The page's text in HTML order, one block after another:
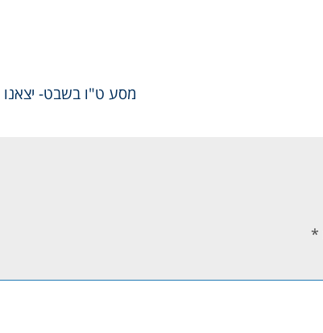
מסע ט"ו בשבט- יצאנו
*